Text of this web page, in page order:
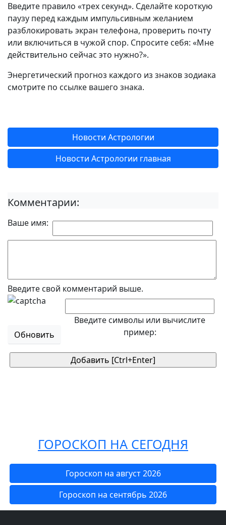
Введите правило «трех секунд». Сделайте короткую
паузу перед каждым импульсивным желанием
разблокировать экран телефона, проверить почту
или включиться в чужой спор. Спросите себя: «Мне
действительно сейчас это нужно?».
Энергетический прогноз каждого из знаков зодиака
смотрите по ссылке вашего знака.
Новости Астрологии
Новости Астрологии главная
Комментарии:
Ваше имя:
Введите свой комментарий выше.
Обновить
Введите символы или вычислите
пример:
ГОРОСКОП НА СЕГОДНЯ
Гороскоп на август 2026
Гороскоп на сентябрь 2026